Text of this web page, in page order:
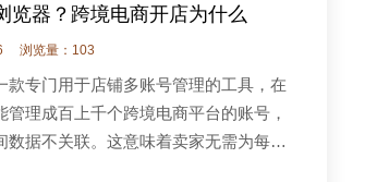
览器？跨境电商开店为什么
浏览量：103
款专门用于店铺多账号管理的工具，在
管理成百上千个跨境电商平台的账号，
数据不关联。这意味着卖家无需为每个